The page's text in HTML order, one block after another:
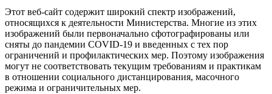
Этот веб-сайт содержит широкий спектр изображений,
относящихся к деятельности Министерства. Многие из этих
изображений были первоначально сфотографированы или
сняты до пандемии COVID-19 и введенных с тех пор
ограничений и профилактических мер. Поэтому изображения
могут не соответствовать текущим требованиям и практикам
в отношении социального дистанцирования, масочного
режима и ограничительных мер.